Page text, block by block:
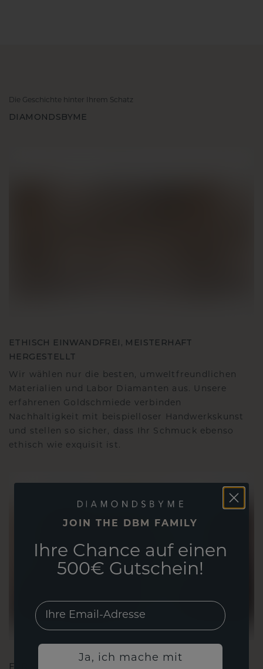
Die Geschichte hinter Ihrem Schatz
DIAMONDSBYME
ETHISCH EINWANDFREI, MEISTERHAFT
HERGESTELLT
Wir wählen nur die besten, umweltfreundlichen
Materialien und Labor Diamanten aus. Unsere
erfahrenen Goldschmiede verbinden
Nachhaltigkeit mit beispielloser Handwerkskunst
und stellen so sicher, dass Ihr Schmuck ebenso
ethisch wie exquisit ist.
FÜR VERBINDUNGEN GESCHAFFEN
JOIN THE DBM FAMILY
Ihre Chance auf einen
500€ Gutschein!
EMail
Ja, ich mache mit